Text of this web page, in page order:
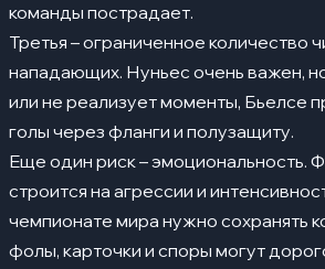
команды пострадает.
Третья – ограниченное количество
нападающих. Нуньес очень важен,
или не реализует моменты, Бьелсе
голы через фланги и полузащиту.
Еще один риск – эмоциональность.
строится на агрессии и
чемпионате мира нужно сохранять
фолы, карточки и споры могут